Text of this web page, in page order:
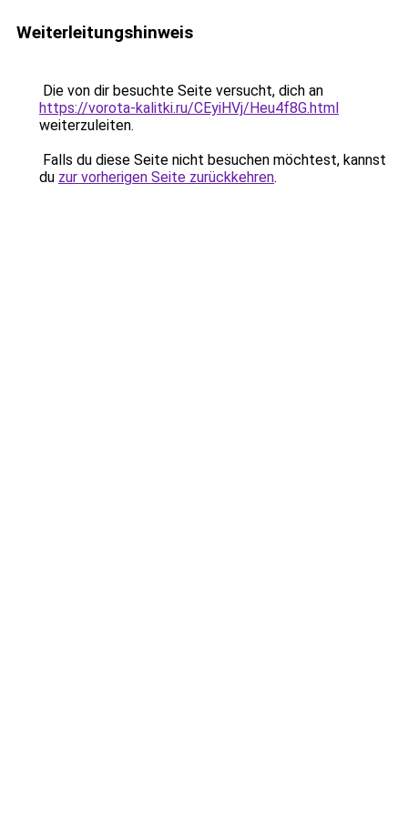
Weiterleitungshinweis
Die von dir besuchte Seite versucht, dich an
https://vorota-kalitki.ru/CEyiHVj/Heu4f8G.html
weiterzuleiten.
Falls du diese Seite nicht besuchen möchtest, kannst
du zur vorherigen Seite zurückkehren.